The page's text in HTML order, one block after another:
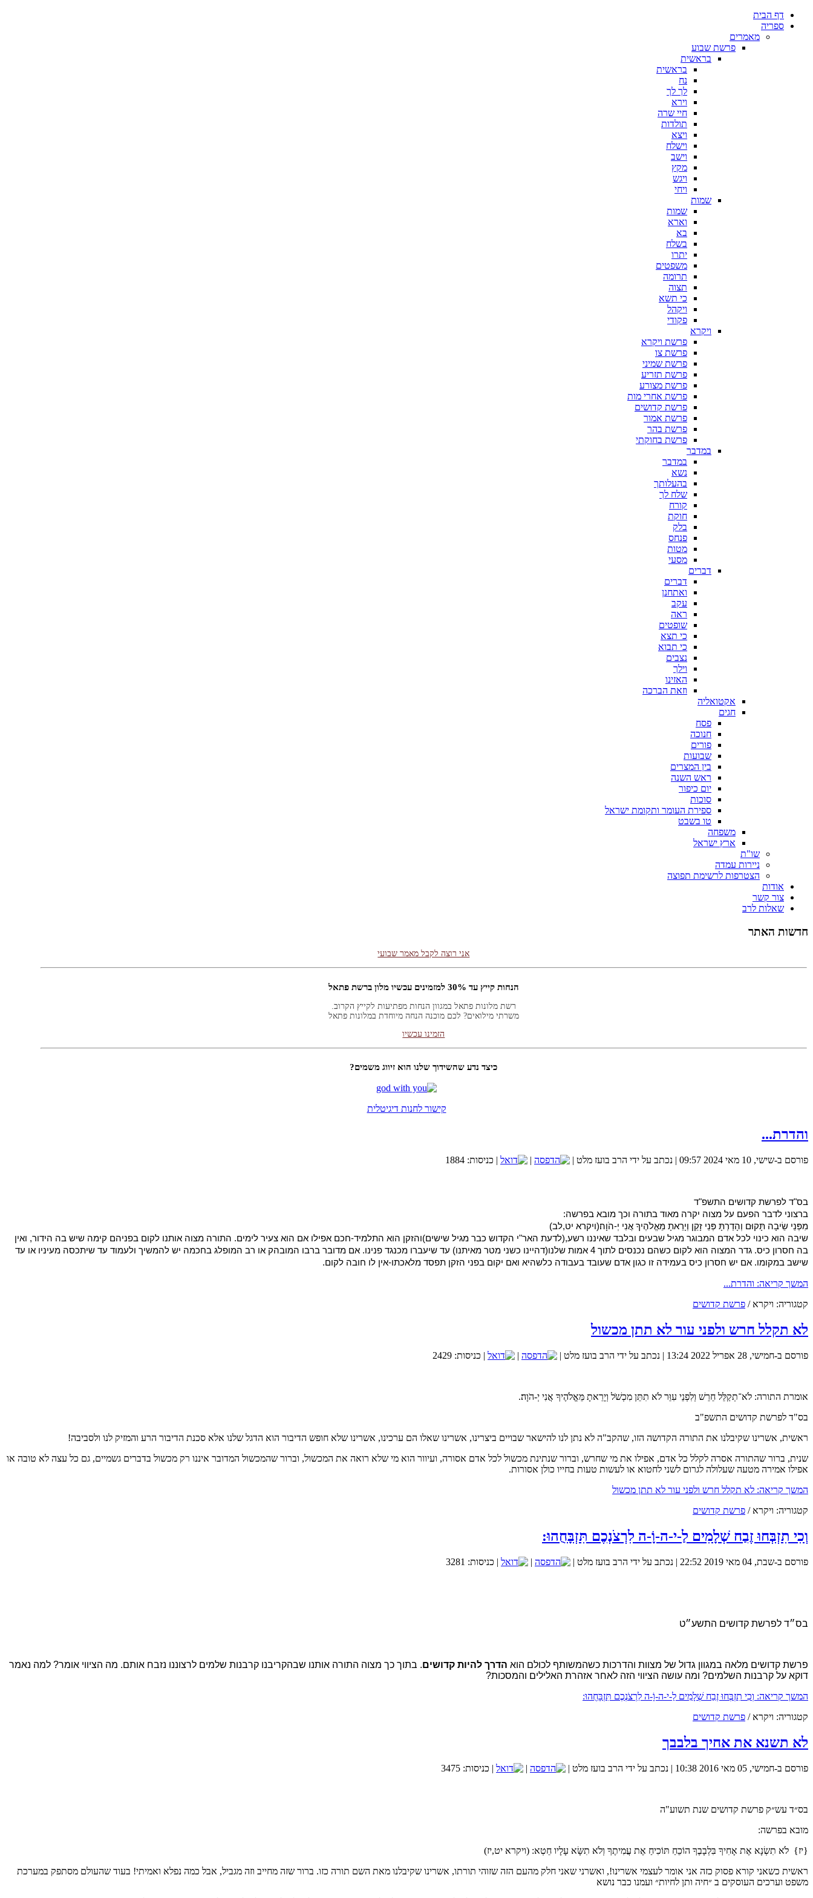
דף הבית
ספריה
מאמרים
פרשת שבוע
בראשית
בראשית
נח
לך לך
וירא
חיי שרה
תולדות
ויצא
וישלח
וישב
מקץ
ויגש
ויחי
שמות
שמות
וארא
בא
בשלח
יתרו
משפטים
תרומה
תצוה
כי תשא
ויקהל
פקודי
ויקרא
פרשת ויקרא
פרשת צו
פרשת שמיני
פרשת תזריע
פרשת מצורע
פרשת אחרי מות
פרשת קדושים
פרשת אמור
פרשת בהר
פרשת בחוקתי
במדבר
במדבר
נשא
בהעלותך
שלח לך
קורח
חוקת
בלק
פנחס
מטות
מסעי
דברים
דברים
ואתחנן
עקב
ראה
שופטים
כי תצא
כי תבוא
נצבים
וילך
האזינו
וזאת הברכה
אקטואליה
חגים
פסח
חנוכה
פורים
שבועות
בין המצרים
ראש השנה
יום כיפור
סוכות
ספירת העומר ותקומת ישראל
טו בשבט
משפחה
ארץ ישראל
שו"ת
ניירות עמדה
הצטרפות לרשימת תפוצה
אודות
צור קשר
שאלות לרב
חדשות האתר
הנחות קייץ עד 30% למזמינים עכשיו מלון ברשת פתאל
רשת מלונות פתאל במגוון הנחות מפתיעות לקייץ הקרוב.
הזמינו עכשיו
כיצד נדע שהשידוך שלנו הוא זיווג משמים?
תשובה: אם ה' היה רוצה שנדע בודאות הוא היה שולח לנו מסרון משמים.
אנו משתדלים כל שבוע לשלוח מאמר שבועי סביב פרשת השבוע ואקטואליה במבט תורני. לקבלת עדכונים ומאמרים מידי שבוע אנא השאירו פרטים בדף צור קשר ונצרף אתכם לרשימת התפוצה
אני רוצה לקבל מאמר שבועי
תשובה: אם ה' היה רוצה שנדע בודאות הוא היה שולח לנו מסרון משמים.
בחסדי השם יתברך אני שמח לבשר שהוצאתי לאור את ספרי הראשון, השם עמכם הכולל מאמרי עיון והעמקה על ספר בראשית. הספר כולל מעל ל130 מאמרים במגוון נושאים סביב הפרשה עם תובנות והשלכות להיום.ניתן לקנות את
מכללת SV-COLLEGE מזמינה אותך להרשם למגוון הקורסים שמלמדת. קורס QA.קורס אוטומציה.בנית אתרים.ניהול רשתות ואבטחת מידע. נצרך ידע בסיסי באנגלית. זאת ההזדמנות שלך להכנס למקצועות המחר.
רוצה לקבל באופן שוטף מאמרים חדשים?
משרתי מילואים? לכם מוכנה הנחה מיוחדת במלונות פתאל
כיצד נוכל להגדיל את הסיכוים שנמצא את הזיווג שלנו? תשובה: כמו בכל דבר: תפילה והשתדלות. ואסור לנו להיות בררניים מידי כי אז ה' לא יצליח לשלוח לנו את הזיווג שלנו. בהצלחה
מכללת SV-COLLEGE מזמינה אותך להרשם למגוון הקורסים שמלמדת. קורס QA.קורס אוטומציה.בנית אתרים.ניהול רשתות ואבטחת מידע. נצרך ידע בסיסי באנגלית. זאת ההזדמנות שלך להכנס למקצועות המחר.
קישור לחנות דיגיטלית
והדרת...
פורסם ב-שישי, 10 מאי 2024 09:57 | נכתב על ידי הרב בועז מלט |
| | כניסות: 1884
בס"ד לפרשת קדושים התשפ"ד
ברצוני לדבר הפעם על מצוה יקרה מאוד בתורה וכך מובא בפרשה:
מִפְּנֵי שֵׂיבָה תָּקוּם וְהָדַרְתָּ פְּנֵי זָקֵן וְיָרֵאתָ מֵּאֱלֹהֶיךָ אֲנִי יְ-הֹוָה׃(ויקרא יט,לב)
שיבה הוא כינוי לכל אדם המבוגר מגיל שבעים ובלבד שאיננו רשע,(לדעת האר"י הקדוש כבר מגיל שישים)והזקן הוא התלמיד-חכם אפילו אם הוא צעיר לימים. התורה מצוה אותנו לקום בפניהם קימה שיש בה הידור, ואין
בה חסרון כיס. גדר המצוה הוא לקום כשהם נכנסים לתוך 4 אמות שלנו(דהיינו כשני מטר מאיתנו) עד שיעברו מכנגד פנינו. אם מדובר ברבו המובהק או רב המופלג בחכמה יש להמשיך ולעמוד עד שיתכסה מעיניו או עד
שישב במקומו. אם יש חסרון כיס בעמידה זו כגון אדם שעובד בעבודה כלשהיא ואם יקום בפני הזקן תפסד מלאכתו-אין לו חובה לקום.
המשך קריאה: והדרת...
קטגוריה: ויקרא / פרשת קדושים
לא תקלל חרש ולפני עור לא תתן מכשול
פורסם ב-חמישי, 28 אפריל 2022 13:24 | נכתב על ידי הרב בועז מלט |
| | כניסות: 2429
אומרת התורה: לֹא־תְקַלֵּל חֵרֵשׁ וְלִפְנֵי עִוֵּר לֹא תִתֵּן מִכְשֹׁל וְיָרֵאתָ מֵּאֱלֹהֶיךָ אֲנִי יְ-הֹוָה׃.
בס"ד לפרשת קדושים התשפ"ב
ראשית, אשרינו שקיבלנו את התורה הקדושה הזו, שהקב"ה לא נתן לנו להישאר שבויים ביצרינו, אשרינו שאלו הם ערכינו, אשרינו שלא חופש הדיבור הוא הדגל שלנו אלא סכנת הדיבור הרע והמזיק לנו ולסביבה!
שנית, ברור שהתורה אסרה לקלל כל אדם, אפילו את מי שחרש, וברור שנתינת מכשול לכל אדם אסורה, ועיוור הוא מי שלא רואה את המכשול, וברור שהמכשול המדובר איננו רק מכשול בדברים גשמיים, גם כל עצה לא טובה או
אפילו אמירה מטעה שעלולה לגרום לשני לחטוא או לעשות טעות בחייו כולן אסורות.
המשך קריאה: לא תקלל חרש ולפני עור לא תתן מכשול
קטגוריה: ויקרא / פרשת קדושים
וְכִי תִזְבְּחוּ זֶבַח שְׁלָמִים לַ-י-ה-וָֹ-ה לִרְצֹנְכֶם תִּזְבָּחֻהוּ:
פורסם ב-שבת, 04 מאי 2019 22:52 | נכתב על ידי הרב בועז מלט |
| | כניסות: 3281
בס״ד לפרשת קדושים התשע״ט
פרשת קדושים מלאה במגוון גדול של מצוות והדרכות כשהמשותף לכולם הוא הדרך להיות קדושים. בתוך כך מצוה התורה אותנו שבהקריבנו קרבנות שלמים לרצוננו נזבח אותם. מה הציווי אומר? למה נאמר
דוקא על קרבנות השלמים? ומה עושה הציווי הזה לאחר אזהרת האלילים והמסכות?
המשך קריאה: וְכִי תִזְבְּחוּ זֶבַח שְׁלָמִים לַ-י-ה-וָֹ-ה לִרְצֹנְכֶם תִּזְבָּחֻהוּ:
קטגוריה: ויקרא / פרשת קדושים
לא תשנא את אחיך בלבבך
פורסם ב-חמישי, 05 מאי 2016 10:38 | נכתב על ידי הרב בועז מלט |
| | כניסות: 3475
בס״ד עש״ק פרשת קדושים שנת תשוע"ה
מובא בפרשה:
{יז} לֹא תִשְׂנָא אֶת אָחִיךָ בִּלְבָבֶךָ הוֹכֵחַ תּוֹכִיחַ אֶת עֲמִיתֶךָ וְלֹא תִשָּׂא עָלָיו חֵטְא: (ויקרא יט,יז)
ראשית כשאני קורא פסוק כזה אני אומר לעצמי אשרינו!, ואשרני שאני חלק מהעם הזה שזוהי תורתו, אשרינו שקיבלנו מאת השם תורה כזו. ברור שזה מחייב וזה מגביל, אבל כמה נפלא ואמיתי! בעוד שהעולם מסתפק במערכת
משפט וערכים העוסקים ב ״חיה ותן לחיות״ ועמנו כבר נושא